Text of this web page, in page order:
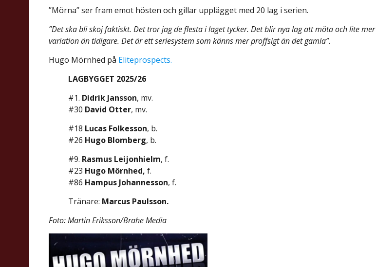
”Mörna” ser fram emot hösten och gillar upplägget med 20 lag i serien.
”Det ska bli skoj faktiskt. Det tror jag de flesta i laget tycker. Det blir nya lag att möta och lite mer
variation än tidigare. Det är ett seriesystem som känns mer proffsigt än det gamla”.
Hugo Mörnhed på Eliteprospects.
LAGBYGGET 2025/26
#1. Didrik Jansson, mv.
#30 David Otter, mv.
#18 Lucas Folkesson, b.
#26 Hugo Blomberg, b.
#9. Rasmus Leijonhielm, f.
#23 Hugo Mörnhed, f.
#86 Hampus Johannesson, f.
Tränare: Marcus Paulsson.
Foto: Martin Eriksson/Brahe Media